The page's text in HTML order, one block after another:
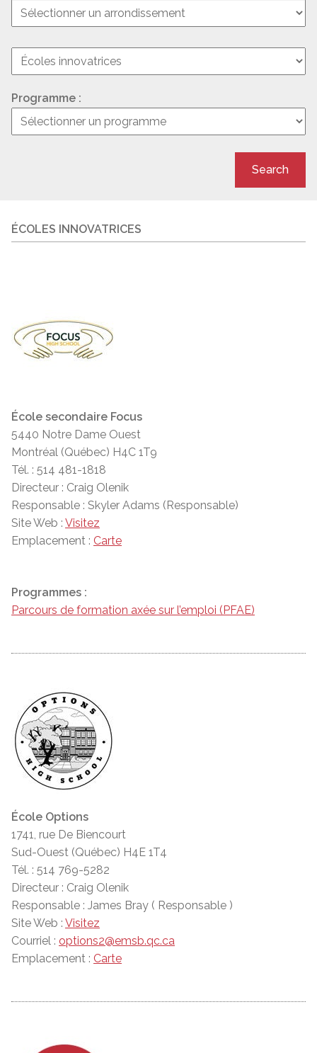
Programme :
Search
ÉCOLES INNOVATRICES
École secondaire Focus
5440 Notre Dame Ouest
Montréal (Québec) H4C 1T9
Tél. : 514 481-1818
Directeur : Craig Olenik
Responsable : Skyler Adams (Responsable)
Site Web : Visitez
Emplacement : Carte
Programmes :
Parcours de formation axée sur l’emploi (PFAE)
École Options
1741, rue De Biencourt
Sud-Ouest (Québec) H4E 1T4
Tél. : 514 769-5282
Directeur : Craig Olenik
Responsable : James Bray ( Responsable )
Site Web : Visitez
Courriel : options2@emsb.qc.ca
Emplacement : Carte